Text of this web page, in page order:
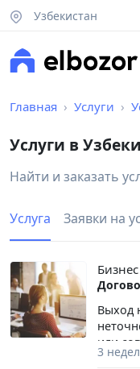
Узбекистан
Главная Услуги
Услуги в
Найти и заказать
Услуга Заявки на
Выход
или
3